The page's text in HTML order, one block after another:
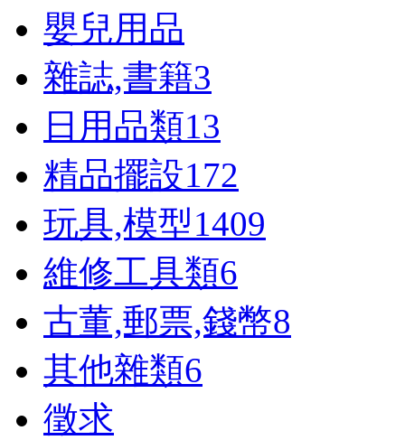
嬰兒用品
雜誌,書籍3
日用品類13
精品擺設172
玩具,模型1409
維修工具類6
古董,郵票,錢幣8
其他雜類6
徵求